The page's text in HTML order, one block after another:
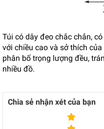
Túi có dây đeo chắc chắn,
với chiều cao và sở thích
phân bố trọng lượng đều,
nhiều đồ.
Chia sẻ nhận xét của bạn